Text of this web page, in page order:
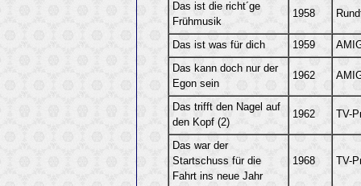
Das ist die richt´ge
Frühmusik
1958
Das ist was für dich 1959
Das kann doch nur der
Egon sein
1962
Das trifft den Nagel auf
den Kopf (2)
1962 TV-
Das war der
Startschuss für die
Fahrt ins neue Jahr
1968 TV-